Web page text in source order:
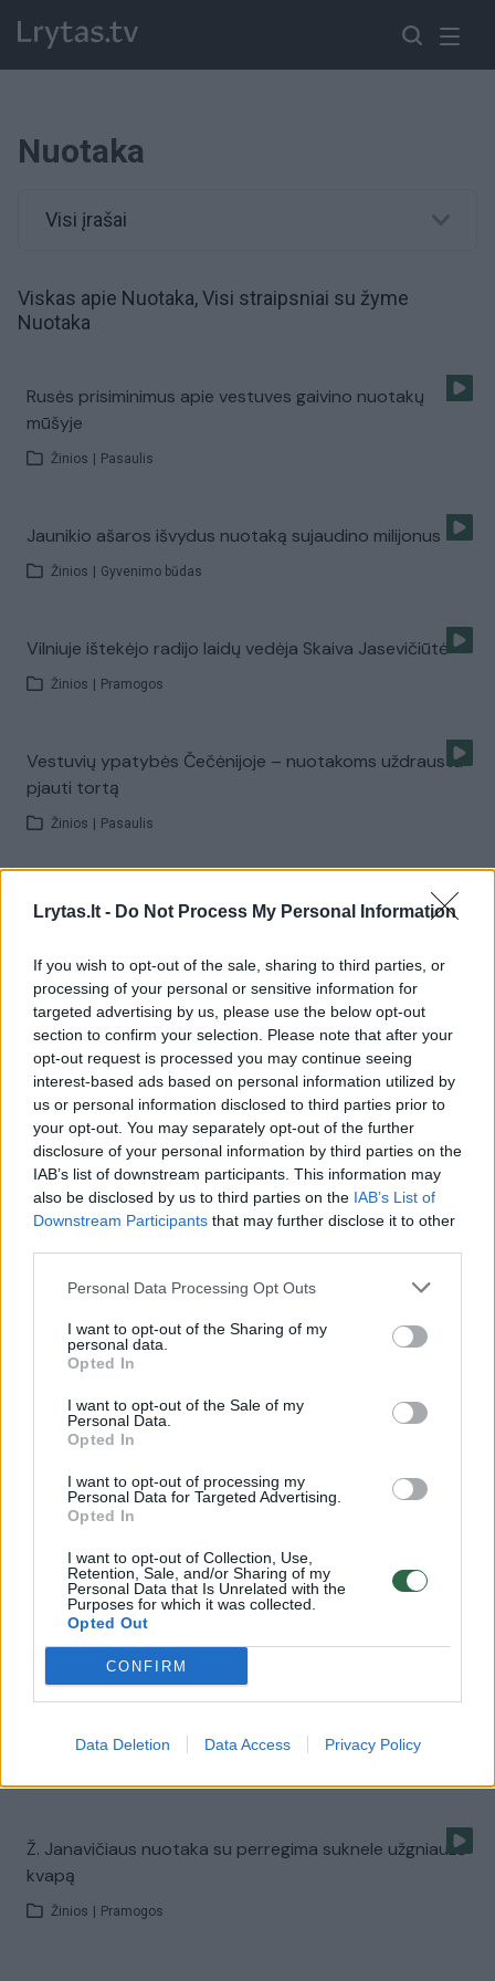
Lrytas.lt - Do Not Process My Personal Information
If you wish to opt-out of the sale, sharing to third parties, or
processing of your personal or sensitive information for
targeted advertising by us, please use the below opt-out
section to confirm your selection. Please note that after your
opt-out request is processed you may continue seeing
interest-based ads based on personal information utilized by
us or personal information disclosed to third parties prior to
your opt-out. You may separately opt-out of the further
disclosure of your personal information by third parties on the
IAB’s list of downstream participants. This information may
also be disclosed by us to third parties on the IAB’s List of
Downstream Participants that may further disclose it to other
Personal Data Processing Opt Outs
I want to opt-out of the Sharing of my
personal data.
Opted In
I want to opt-out of the Sale of my
Personal Data.
Opted In
I want to opt-out of processing my
Personal Data for Targeted Advertising.
Opted In
I want to opt-out of Collection, Use,
Retention, Sale, and/or Sharing of my
Personal Data that Is Unrelated with the
Purposes for which it was collected.
Opted Out
CONFIRM
Data Deletion Data Access Privacy Policy
Nuotaka
Visi įrašai
Viskas apie Nuotaka, Visi straipsniai su žyme
Nuotaka
Rusės prisiminimus apie vestuves gaivino nuotakų
mūšyje
Žinios Pasaulis
Jaunikio ašaros išvydus nuotaką sujaudino milijonus
Žinios Gyvenimo būdas
Vilniuje ištekėjo radijo laidų vedėja Skaiva Jasevičiūtė
Žinios Pramogos
Vestuvių ypatybės Čečėnijoje – nuotakoms uždrausta
pjauti tortą
Žinios Pasaulis
Vilniuje žiedus sumainė J. Morkūnas ir I. Kavaliauskaitė
Jaunikio ir pabrolių staigmena nuotakai, kuri pakerės
kiekvieną
Žinios | Pramogos
Pasakiškos Agnės Liubertaitės ir jos mylimojo Donato
vestuvės
Žinios | Pramogos
Išgirskite: giesmę užtraukusi nuotaka nustebino visą
Lietuvą
Žinios | Videobumas
Jaunikis nustebo: lietuvė jaunoji parengė netikėtą
Žinios | Pramogos
Ž. Janavičiaus mylimoji per vestuvių ceremoniją tramdė
ašaras
Žinios | Pramogos
Jaunavedžiai – apie suknelę, šeimos pagausėjimą ir
savo šventę
Ž. Janavičiaus nuotaka su perregima suknele užgniaužė
kvapą
Žinios Pramogos